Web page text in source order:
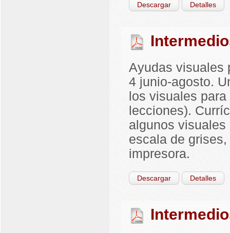
Descargar Detalles
Ayudas visuales
4 junio-agosto.
los visuales
lecciones).
algunos
escala de
impresora.
Descargar Detalles